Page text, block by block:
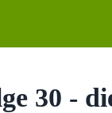
30 -